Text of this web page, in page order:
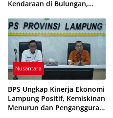
Kendaraan di Bulungan,
Nusantara
BPS Ungkap Kinerja Ekonomi
Lampung Positif, Kemiskinan
Menurun dan Pengangguran